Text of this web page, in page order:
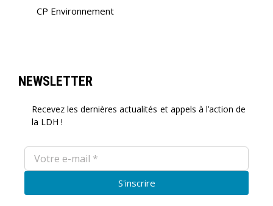
CP Environnement
NEWSLETTER
Recevez les dernières actualités et appels à l’action de
la LDH !